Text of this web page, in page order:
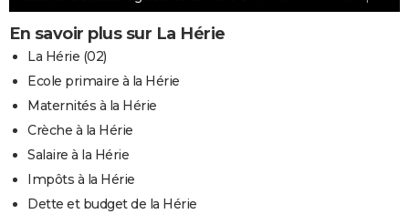
En savoir plus sur La Hérie
La Hérie (02)
Ecole primaire à la Hérie
Maternités à la Hérie
Crèche à la Hérie
Salaire à la Hérie
Impôts à la Hérie
Dette et budget de la Hérie